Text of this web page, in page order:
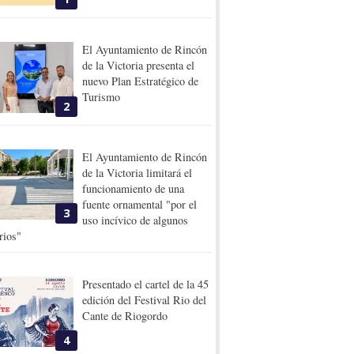
2
El Ayuntamiento de Rincón
de la Victoria presenta el
nuevo Plan Estratégico de
Turismo
3
El Ayuntamiento de Rincón
de la Victoria limitará el
funcionamiento de una
fuente ornamental "por el
uso incívico de algunos
4
Presentado el cartel de la 45
edición del Festival Rio del
Cante de Riogordo